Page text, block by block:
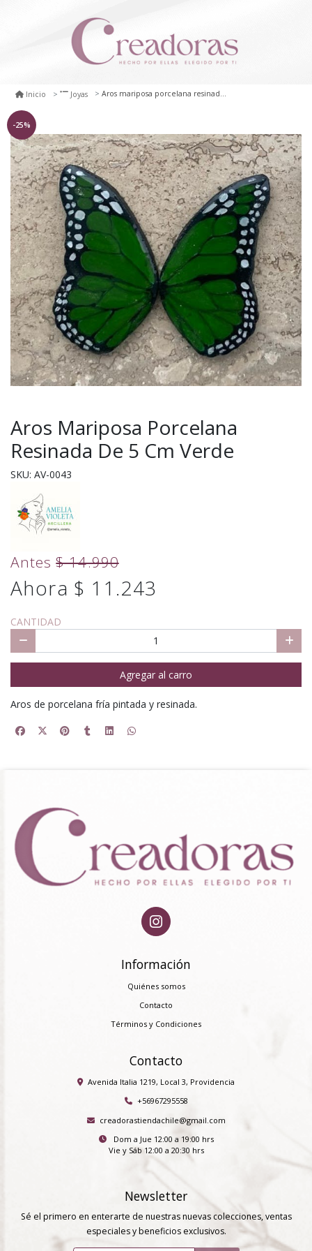
Inicio Joyas Aros mariposa porcelana resinada de 5 cm verde
-25%
Aros Mariposa Porcelana
Resinada De 5 Cm Verde
SKU: AV-0043
Antes$ 14.990
Ahora $ 11.243
CANTIDAD
Agregar al carro
Aros de porcelana fría pintada y resinada.
Información
Quiénes somos
Contacto
Términos y Condiciones
Contacto
Avenida Italia 1219, Local 3, Providencia
+56967295558
creadorastiendachile@gmail.com
Dom a Jue 12:00 a 19:00 hrs
Vie y Sáb 12:00 a 20:30 hrs
Newsletter
Sé el primero en enterarte de nuestras nuevas colecciones, ventas
especiales y beneficios exclusivos.